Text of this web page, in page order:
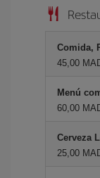
Comida,
45,00
Menú
60,00
Cerveza
25,00